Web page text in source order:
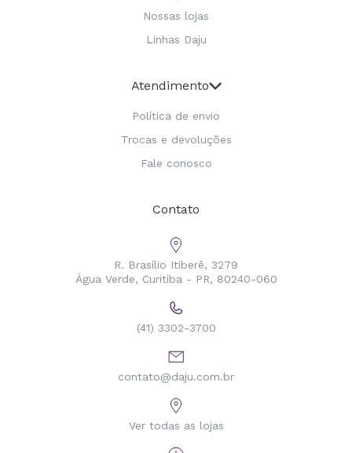
Nossas lojas
Linhas Daju
Atendimento
Política de envio
Trocas e devoluções
Fale conosco
Contato
R. Brasílio Itiberê, 3279
Água Verde, Curitiba - PR, 80240-060
(41) 3302-3700
contato@daju.com.br
Ver todas as lojas